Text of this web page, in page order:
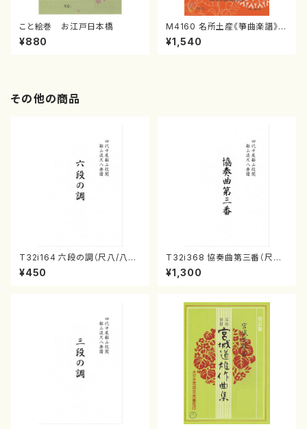
こと絵巻 お江戸日本橋
¥880
M4160 名所土産《箏曲楽譜》
（箏/宮城喜代子・宮城数江著・
宮城宗家監修/箏曲古典楽譜）
¥1,540
その他の商品
T32i164 六段の調（尺八/八橋
検校/楽譜）都山流公刊楽譜曲
番:1016
¥450
T32i368 協奏曲第三番（尺八/
唯是震一/楽譜）都山流公刊楽譜
曲番:2073
¥1,300